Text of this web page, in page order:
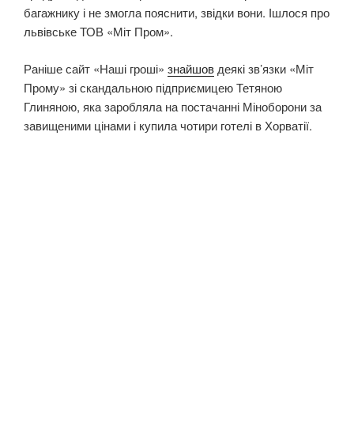
багажнику і не змогла пояснити, звідки вони. Ішлося про
львівське ТОВ «Міт Пром».
Раніше сайт «Наші гроші» знайшов деякі зв’язки «Міт
Прому» зі скандальною підприємицею Тетяною
Глиняною, яка заробляла на постачанні Міноборони за
завищеними цінами і купила чотири готелі в Хорватії.